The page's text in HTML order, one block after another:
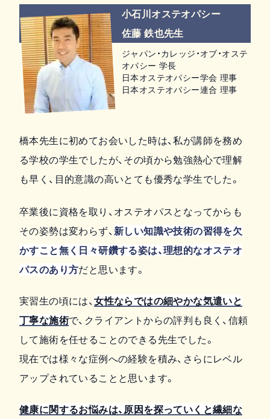
小石川オステオパシー
佐藤 鉄也先生
ジャパン・カレッジ・オブ・オステ
オパシー 学長
日本オステオパシー学会 理事
日本オステオパシー連合 理事
橋本先生に初めてお会いした時は、私が講師を務め
る学校の学生でしたが、その頃から勉強熱心で理解
も早く、目的意識の高いとても優秀な学生でした。
卒業後に資格を取り、オステオパスとなってからも
その姿勢は変わらず、 新しい知識や技術の習得を欠
かすこと無く日々研鑽する姿は、理想的なオステオ
パスのあり方だと思います。
実習生の頃には、女性ならではの細やかな気遣いと
丁寧な施術で、クライアントからの評判も良く、信頼
して施術を任せることのできる先生でした。
現在では様々な症例への経験を積み、さらにレベル
アップされていることと思います。
健康に関するお悩みは、原因を探っていくと繊細な